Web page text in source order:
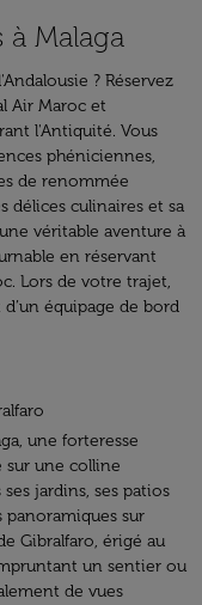
à Malaga
? Réservez
Air Maroc et
l'Antiquité. Vous
phéniciennes,
de renommée
délices culinaires et sa
véritable aventure à
en réservant
Lors de votre trajet,
équipage de bord
une forteresse
sur une colline
jardins, ses patios
panoramiques sur
Gibralfaro, érigé au
un sentier ou
de vues